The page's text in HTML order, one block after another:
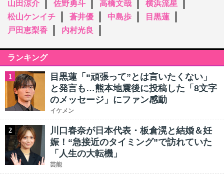
山田涼介 佐野勇斗 高橋文哉
横浜流星
松山ケンイチ
蒼井優 中島歩
目黒蓮
戸田恵梨香
内村光良
ランキング
1
目黒蓮「“頑張って”とは言いたくない」
と発言も…熊本地震後に投稿した「8文字
のメッセージ」にファン感動
イケメン
2
川口春奈が日本代表・板倉滉と結婚＆妊
娠！“急接近のタイミング”で訪れていた
「人生の大転機」
芸能